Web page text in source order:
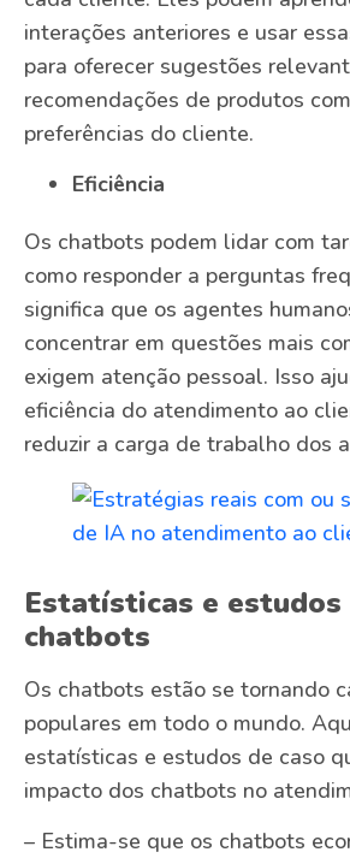
interações anteriores e usar
para oferecer sugestões
recomendações de produtos
preferências do cliente.
Eficiência
Os chatbots podem lidar com
como responder a perguntas
significa que os agentes
concentrar em questões mais
exigem atenção pessoal. Isso
eficiência do atendimento ao
reduzir a carga de trabalho dos
Estatísticas e estudos
chatbots
Os chatbots estão se tornando
populares em todo o mundo.
estatísticas e estudos de caso
impacto dos chatbots no
– Estima-se que os chatbots